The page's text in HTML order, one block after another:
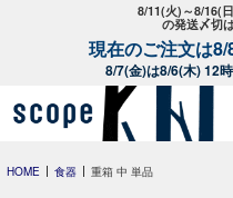
8/11(火)～8/16(
の発送〆切
現在のご注文は
8/7(金)は8/6(木) 12
HOME 食器 重箱 中 単品